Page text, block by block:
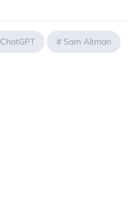
ChatGPT # Sam Altman